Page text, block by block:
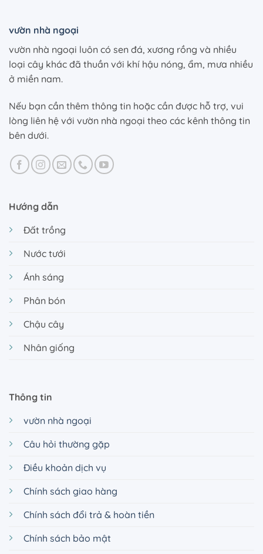
vườn nhà ngoại
vườn nhà ngoại luôn có sen đá, xương rồng và nhiều
loại cây khác đã thuần với khí hậu nóng, ẩm, mưa nhiều
ở miền nam.
Nếu bạn cần thêm thông tin hoặc cần được hỗ trợ, vui
lòng liên hệ với vườn nhà ngoại theo các kênh thông tin
bên dưới.
Hướng dẫn
Đất trồng
Nước tưới
Ánh sáng
Phân bón
Chậu cây
Nhân giống
Thông tin
vườn nhà ngoại
Câu hỏi thường gặp
Điều khoản dịch vụ
Chính sách giao hàng
Chính sách đổi trả & hoàn tiền
Chính sách bảo mật